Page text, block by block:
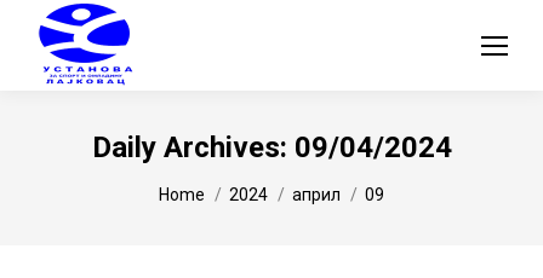
Daily Archives: 09/04/2024
Home 2024 април 09